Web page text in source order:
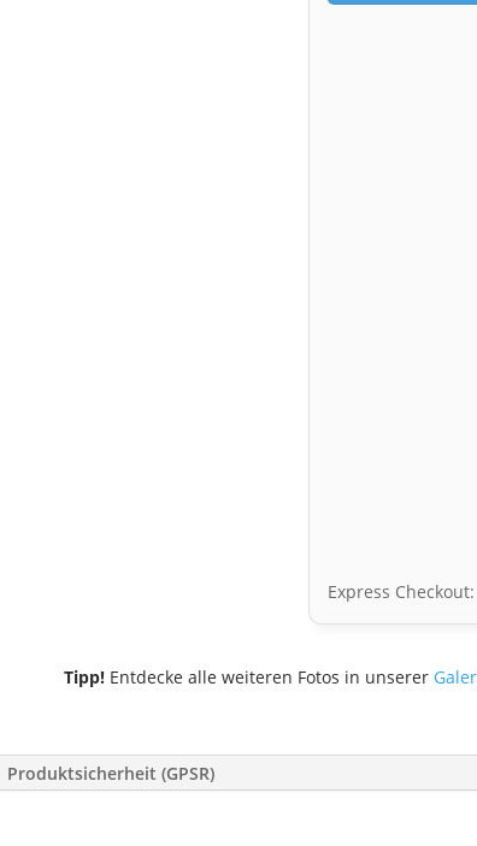
Express Checkout:
Tipp!Entdecke alle weiteren Fotos in unserer
Produktsicherheit (GPSR)